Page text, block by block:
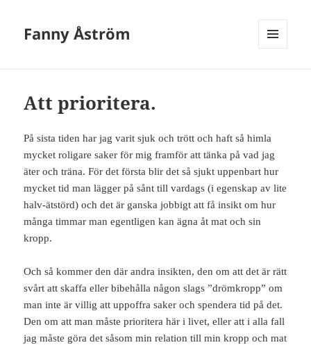
Fanny Åström
Att prioritera.
På sista tiden har jag varit sjuk och trött och haft så himla
mycket roligare saker för mig framför att tänka på vad jag
äter och träna. För det första blir det så sjukt uppenbart hur
mycket tid man lägger på sånt till vardags (i egenskap av lite
halv-ätstörd) och det är ganska jobbigt att få insikt om hur
många timmar man egentligen kan ägna åt mat och sin
kropp.
Och så kommer den där andra insikten, den om att det är rätt
svårt att skaffa eller bibehålla någon slags ”drömkropp” om
man inte är villig att uppoffra saker och spendera tid på det.
Den om att man måste prioritera här i livet, eller att i alla fall
jag måste göra det såsom min relation till min kropp och mat